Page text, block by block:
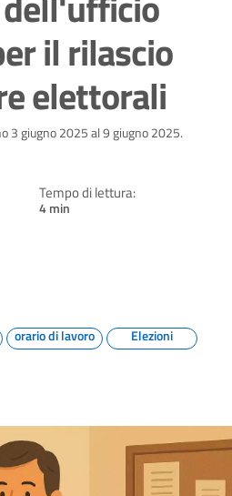
il rilascio
elettorali
notizia
3 giugno 2025 al 9 giugno 2025.
Tempo di lettura:
4 min
orario di lavoro
Elezioni